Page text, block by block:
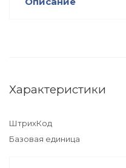
Характеристики
ШтрихКод
Базовая единица